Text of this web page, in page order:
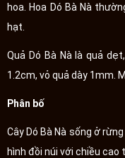
hoa. Hoa Dó Bà Nà
hạt.
Quả Dó Bà Nà là quả
1.2cm, vỏ quả dày 1mm.
Phân bố
Cây Dó Bà Nà sống ở
hình đồi núi với chiều cao